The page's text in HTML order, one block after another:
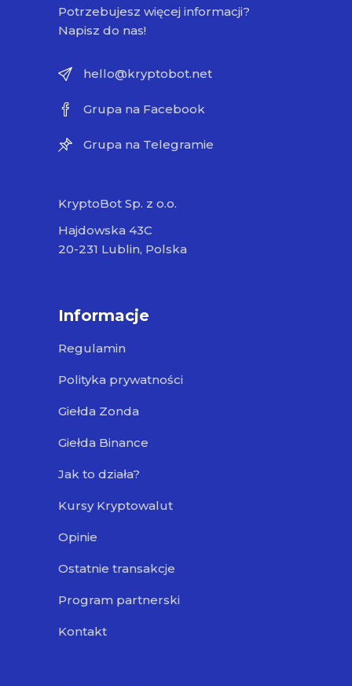
Potrzebujesz więcej informacji?
Napisz do nas!
hello@kryptobot.net
Grupa na Facebook
Grupa na Telegramie
KryptoBot Sp. z o.o.
Hajdowska 43C
20-231 Lublin, Polska
Informacje
Regulamin
Polityka prywatności
Giełda Zonda
Giełda Binance
Jak to działa?
Kursy Kryptowalut
Opinie
Ostatnie transakcje
Program partnerski
Kontakt